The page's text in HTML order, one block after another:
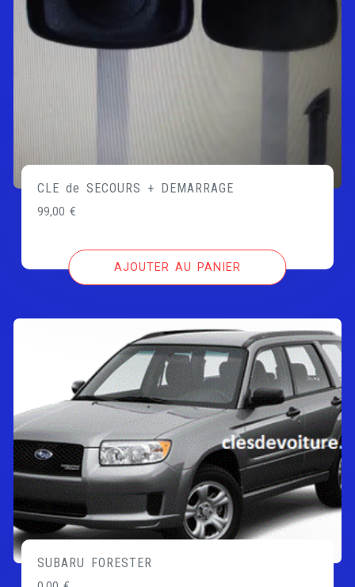
CLE de SECOURS + DEMARRAGE
99,00€
AJOUTER AU PANIER
SUBARU FORESTER